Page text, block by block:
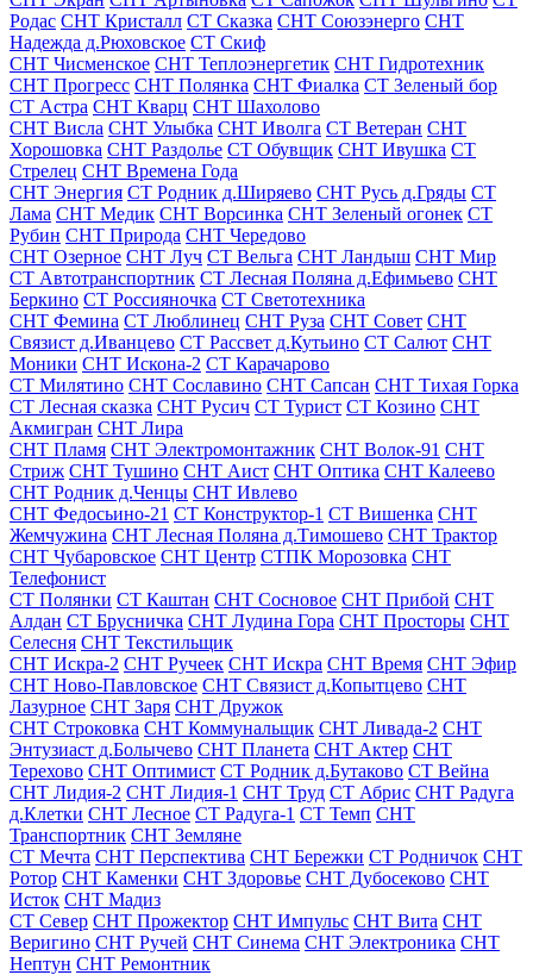
Родас СНТ Кристалл СТ Сказка СНТ Союзэнерго СНТ
Надежда д.Рюховское СТ Скиф
СНТ Чисменское СНТ Теплоэнергетик СНТ Гидротехник
СНТ Прогресс СНТ Полянка СНТ Фиалка СТ Зеленый бор
СТ Астра СНТ Кварц СНТ Шахолово
СНТ Висла СНТ Улыбка СНТ Иволга СТ Ветеран СНТ
Хорошовка СНТ Раздолье СТ Обувщик СНТ Ивушка СТ
Стрелец СНТ Времена Года
СНТ Энергия СТ Родник д.Ширяево СНТ Русь д.Гряды СТ
Лама СНТ Медик СНТ Ворсинка СНТ Зеленый огонек СТ
Рубин СНТ Природа СНТ Чередово
СНТ Озерное СНТ Луч СТ Вельга СНТ Ландыш СНТ Мир
СТ Автотранспортник СТ Лесная Поляна д.Ефимьево СНТ
Беркино СТ Россияночка СТ Светотехника
СНТ Фемина СТ Люблинец СНТ Руза СНТ Совет СНТ
Связист д.Иванцево СТ Рассвет д.Кутьино СТ Салют СНТ
Моники СНТ Искона-2 СТ Карачарово
СТ Милятино СНТ Сославино СНТ Сапсан СНТ Тихая Горка
СТ Лесная сказка СНТ Русич СТ Турист СТ Козино СНТ
Акмигран СНТ Лира
СНТ Пламя СНТ Электромонтажник СНТ Волок-91 СНТ
Стриж СНТ Тушино СНТ Аист СНТ Оптика СНТ Калеево
СНТ Родник д.Ченцы СНТ Ивлево
СНТ Федосьино-21 СТ Конструктор-1 СТ Вишенка СНТ
Жемчужина СНТ Лесная Поляна д.Тимошево СНТ Трактор
СНТ Чубаровское СНТ Центр СТПК Морозовка СНТ
Телефонист
СТ Полянки СТ Каштан СНТ Сосновое СНТ Прибой СНТ
Алдан СТ Брусничка СНТ Лудина Гора СНТ Просторы СНТ
Селесня СНТ Текстильщик
СНТ Искра-2 СНТ Ручеек СНТ Искра СНТ Время СНТ Эфир
СНТ Ново-Павловское СНТ Связист д.Копытцево СНТ
Лазурное СНТ Заря СНТ Дружок
СНТ Строковка СНТ Коммунальщик СНТ Ливада-2 СНТ
Энтузиаст д.Болычево СНТ Планета СНТ Актер СНТ
Терехово СНТ Оптимист СТ Родник д.Бутаково СТ Вейна
СНТ Лидия-2 СНТ Лидия-1 СНТ Труд СТ Абрис СНТ Радуга
д.Клетки СНТ Лесное СТ Радуга-1 СТ Темп СНТ
Транспортник СНТ Земляне
СТ Мечта СНТ Перспектива СНТ Бережки СТ Родничок СНТ
Ротор СНТ Каменки СНТ Здоровье СНТ Дубосеково СНТ
Исток СНТ Мадиз
СТ Север СНТ Прожектор СНТ Импульс СНТ Вита СНТ
Веригино СНТ Ручей СНТ Синема СНТ Электроника СНТ
Нептун СНТ Ремонтник